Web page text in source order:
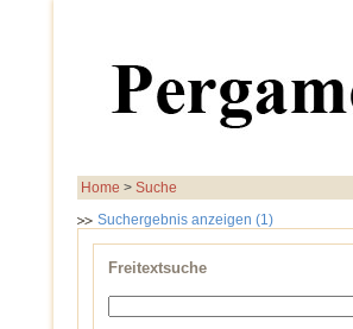
Home > Suche
Suchergebnis anzeigen (1)
Freitextsuche